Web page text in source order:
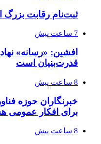
ثبت‌نام رقابت بزرگ المپیک
7 ساعت پیش
افشین: «رسانه»
قدرت‌بنیان است
8 ساعت پیش
خبرنگاران حوزه
برای افکار عمومی
8 ساعت پیش